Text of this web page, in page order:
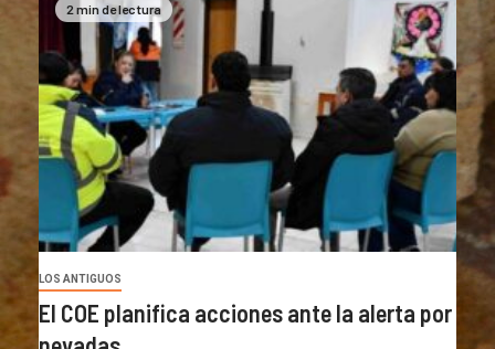
2 min de lectura
LOS ANTIGUOS
El COE planifica acciones ante la alerta por